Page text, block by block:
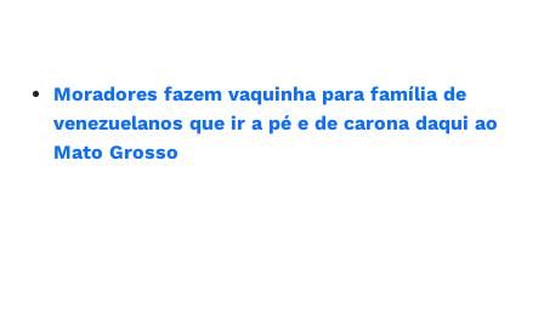
Moradores fazem vaquinha para família de
venezuelanos que ir a pé e de carona daqui ao
Mato Grosso